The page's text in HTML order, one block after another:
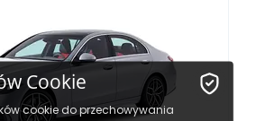
Cookie
cookie do przechowywania